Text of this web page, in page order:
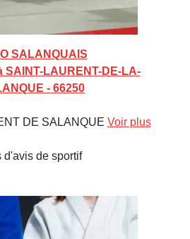
SALANQUAIS
SAINT-LAURENT-DE-LA-
- 66250
DE SALANQUE Voir plus
d'avis de sportif